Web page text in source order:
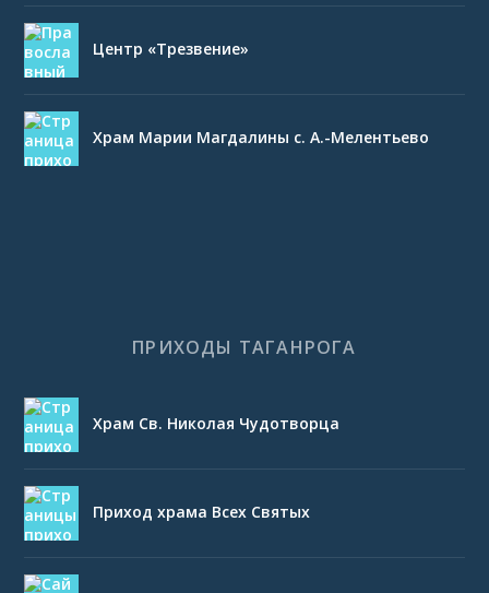
Центр «Трезвение»
Храм Марии Магдалины с. А.-Мелентьево
ПРИХОДЫ ТАГАНРОГА
Храм Св. Николая Чудотворца
Приход храма Всех Святых